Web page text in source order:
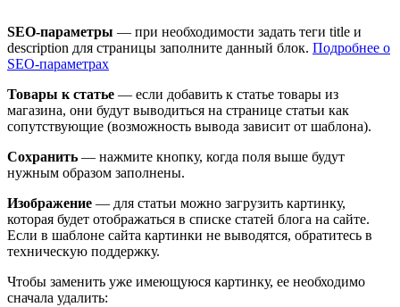
SEO-параметры — при необходимости задать теги title и
description для страницы заполните данный блок. Подробнее о
SEO-параметрах
Товары к статье — если добавить к статье товары из
магазина, они будут выводиться на странице статьи как
сопутствующие (возможность вывода зависит от шаблона).
Сохранить — нажмите кнопку, когда поля выше будут
нужным образом заполнены.
Изображение — для статьи можно загрузить картинку,
которая будет отображаться в списке статей блога на сайте.
Если в шаблоне сайта картинки не выводятся, обратитесь в
техническую поддержку.
Чтобы заменить уже имеющуюся картинку, ее необходимо
сначала удалить: